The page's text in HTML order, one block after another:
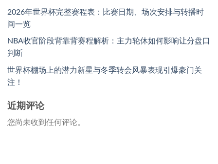
2026年世界杯完整赛程表：比赛日期、场次安排与转播时
间一览
NBA收官阶段背靠背赛程解析：主力轮休如何影响让分盘口
判断
世界杯棚场上的潜力新星与冬季转会风暴表现引爆豪门关
注！
近期评论
您尚未收到任何评论。